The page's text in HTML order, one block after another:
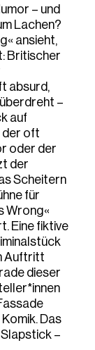
– und
Lachen?
ansieht,
Britischer
absurd,
–
auf
der oft
oder der
der
Scheitern
für
Wrong«
Eine fiktive
Auftritt
dieser
Das
–